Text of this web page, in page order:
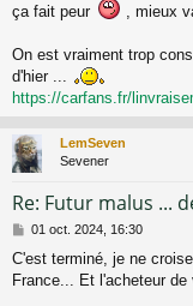
g
ça fait peur , mieux
On est vraiment trop
d'hier ...
https://carfans.fr/
LemSeven
Sevener
Re: Futur malus ...
M
s
s
01 oct. 2024, 16:30
C'est terminé, je ne
France... Et l'acheteur